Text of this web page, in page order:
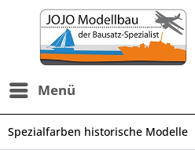
Menü
Spezialfarben historische Modelle